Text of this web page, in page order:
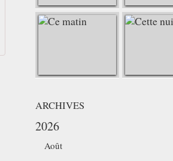
ARCHIVES
2026
Août